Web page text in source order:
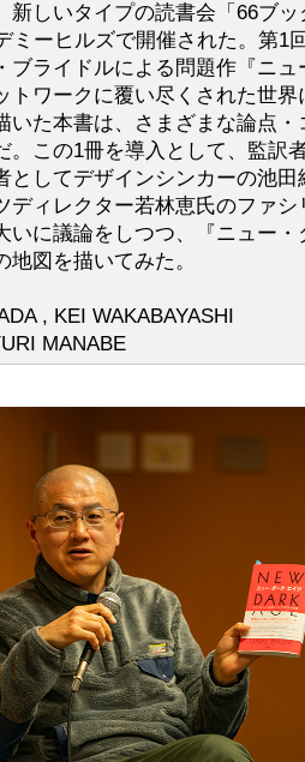
新しいタイプの読書会「66ブ
ミーヒルズで開催された。第1
ブライドルによる問題作『ニュ
トワークに覆い尽くされた世界
いた本書は、さまざまな論点
。この1冊を導入として、監訳
としてデザインシンカーの池田
ディレクター若林恵氏のファ
いに議論をしつつ、『ニュー・
図を描いてみた。
, KEI WAKABAYASHI
MANABE